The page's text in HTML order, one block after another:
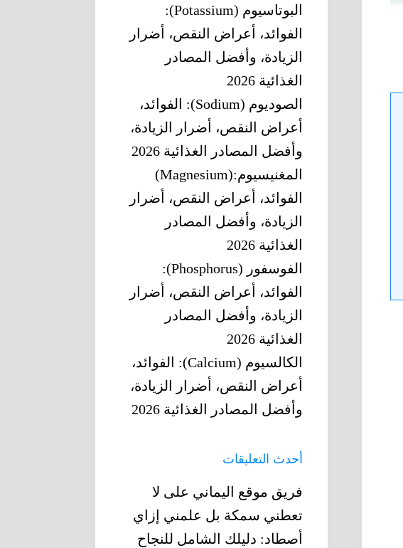
البوتاسيوم (Potassium):
الفوائد، أعراض النقص، أضرار
الزيادة، وأفضل المصادر
الغذائية 2026
الصوديوم (Sodium): الفوائد،
أعراض النقص، أضرار الزيادة،
وأفضل المصادر الغذائية 2026
المغنيسيوم‎ (Magnesium):
‎الفوائد، أعراض النقص، أضرار
الزيادة، وأفضل المصادر
الغذائية 2026
الفوسفور (Phosphorus):
الفوائد، أعراض النقص، أضرار
الزيادة، وأفضل المصادر
الغذائية 2026
الكالسيوم (Calcium): الفوائد،
أعراض النقص، أضرار الزيادة،
وأفضل المصادر الغذائية 2026
أحدث التعليقات
فريق موقع اليماني على لا
تعطني سمكة بل علمني إزاي
أصطاد: دليلك الشامل للنجاح